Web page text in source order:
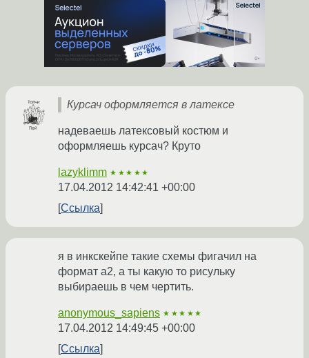
Курсач оформляется в латексе
надеваешь латексовый костюм и
оформляешь курсач? Круто
lazyklimm ★★★★★
17.04.2012 14:42:41 +00:00
Ссылка
я в инкскейпе такие схемы фигачил на
формат а2, а ты какую то рисульку
выбираешь в чем чертить.
anonymous_sapiens ★★★★★
17.04.2012 14:49:45 +00:00
Ссылка